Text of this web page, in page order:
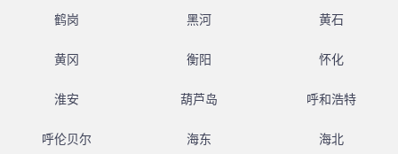
鹤岗 黑河 黄石
黄冈 衡阳 怀化
淮安 葫芦岛 呼和浩特
呼伦贝尔 海东 海北